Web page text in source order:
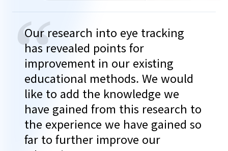
“
Our research into eye tracking
has revealed points for
improvement in our existing
educational methods. We would
like to add the knowledge we
have gained from this research to
the experience we have gained so
far to further improve our